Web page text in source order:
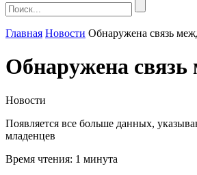
Главная Новости Обнаружена связь
Обнаружена
Новости
Появляется все больше данных,
младенцев
Время чтения: 1 минута